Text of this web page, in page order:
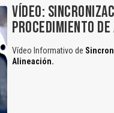
VÍDEO:
PROCEDIMIENTO
Vídeo Informativo de
Alineación.